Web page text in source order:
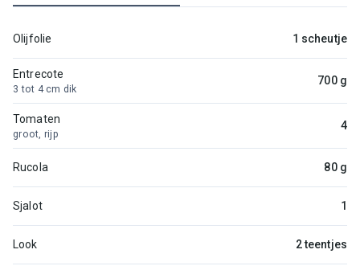
Olijfolie 1 scheutje
Entrecote
3 tot 4 cm dik
700 g
Tomaten
groot, rijp
4
Rucola 80 g
Sjalot 1
Look 2 teentjes